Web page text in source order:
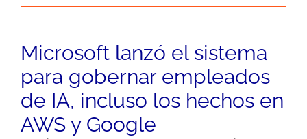
Microsoft lanzó el sistema
para gobernar empleados
de IA, incluso los hechos en
AWS y Google